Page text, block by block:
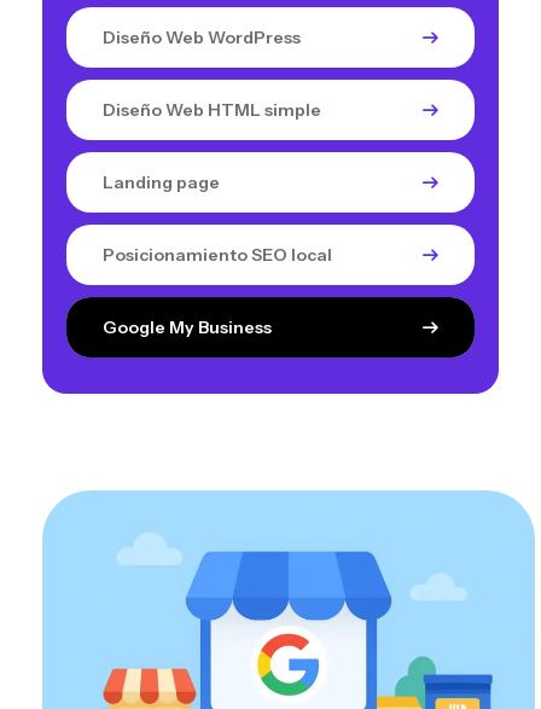
Diseño Web WordPress
Diseño Web HTML simple
Landing page
Posicionamiento SEO local
Google My Business